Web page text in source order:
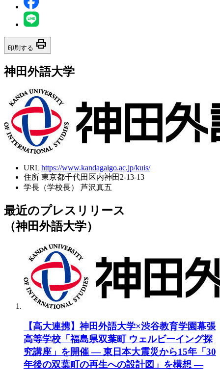
印刷する print
神田外語大学
URL https://www.kandagaigo.ac.jp/kuis/
住所 東京都千代田区内神田2-13-13
学長（学校長）
芦沢真五
最近のプレスリリース
（神田外語大学）
【高大連携】神田外語大学×渋谷教育学園幕張
高等学校「福島県双葉町 ウェルビーイング探
究講座」を開催 ― 東日本大震災から15年「30
年後の双葉町の再生への設計図」を構想 ―